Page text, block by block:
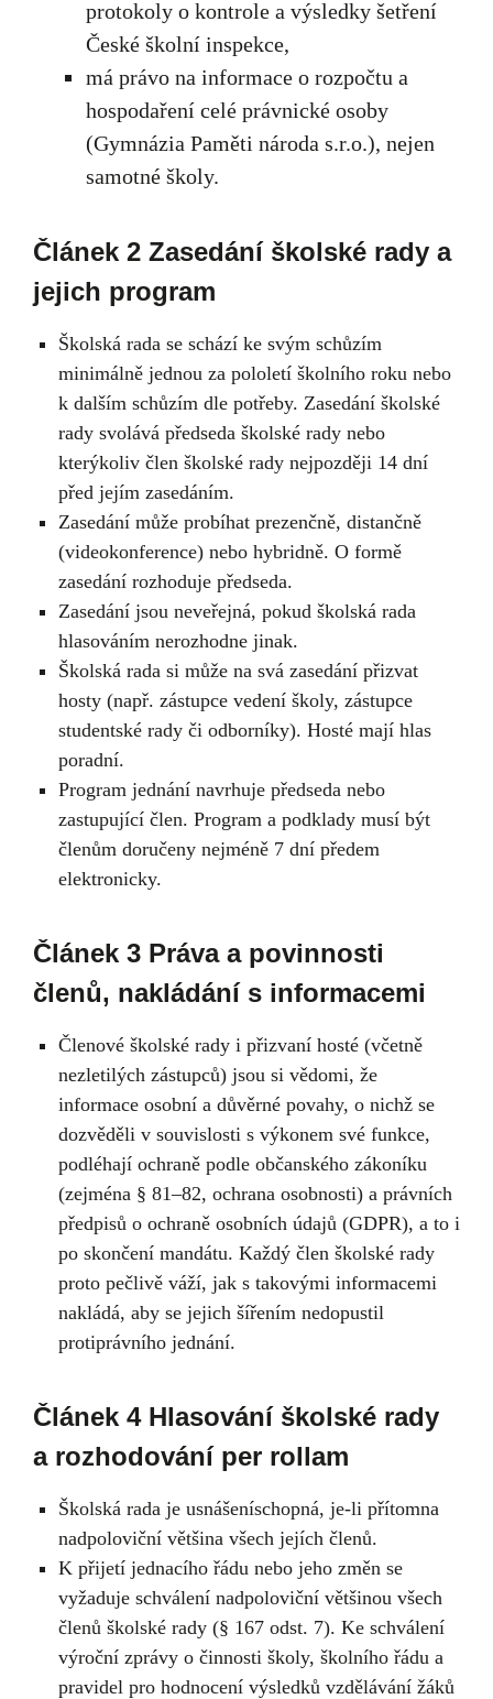
protokoly o kontrole a výsledky šetření
České školní inspekce,
má právo na informace o rozpočtu a
hospodaření celé právnické osoby
(Gymnázia Paměti národa s.r.o.), nejen
samotné školy.
Článek 2 Zasedání školské rady a
jejich program
Školská rada se schází ke svým schůzím
minimálně jednou za pololetí školního roku nebo
k dalším schůzím dle potřeby. Zasedání školské
rady svolává předseda školské rady nebo
kterýkoliv člen školské rady nejpozději 14 dní
před jejím zasedáním.
Zasedání může probíhat prezenčně, distančně
(videokonference) nebo hybridně. O formě
zasedání rozhoduje předseda.
Zasedání jsou neveřejná, pokud školská rada
hlasováním nerozhodne jinak.
Školská rada si může na svá zasedání přizvat
hosty (např. zástupce vedení školy, zástupce
studentské rady či odborníky). Hosté mají hlas
poradní.
Program jednání navrhuje předseda nebo
zastupující člen. Program a podklady musí být
členům doručeny nejméně 7 dní předem
elektronicky.
Článek 3 Práva a povinnosti
členů, nakládání s informacemi
Členové školské rady i přizvaní hosté (včetně
nezletilých zástupců) jsou si vědomi, že
informace osobní a důvěrné povahy, o nichž se
dozvěděli v souvislosti s výkonem své funkce,
podléhají ochraně podle občanského zákoníku
(zejména § 81–82, ochrana osobnosti) a právních
předpisů o ochraně osobních údajů (GDPR), a to i
po skončení mandátu. Každý člen školské rady
proto pečlivě váží, jak s takovými informacemi
nakládá, aby se jejich šířením nedopustil
protiprávního jednání.
Článek 4 Hlasování školské rady
a rozhodování per rollam
Školská rada je usnášeníschopná, je-li přítomna
nadpoloviční většina všech jejích členů.
K přijetí jednacího řádu nebo jeho změn se
vyžaduje schválení nadpoloviční většinou všech
členů školské rady (§ 167 odst. 7). Ke schválení
výroční zprávy o činnosti školy, školního řádu a
pravidel pro hodnocení výsledků vzdělávání žáků